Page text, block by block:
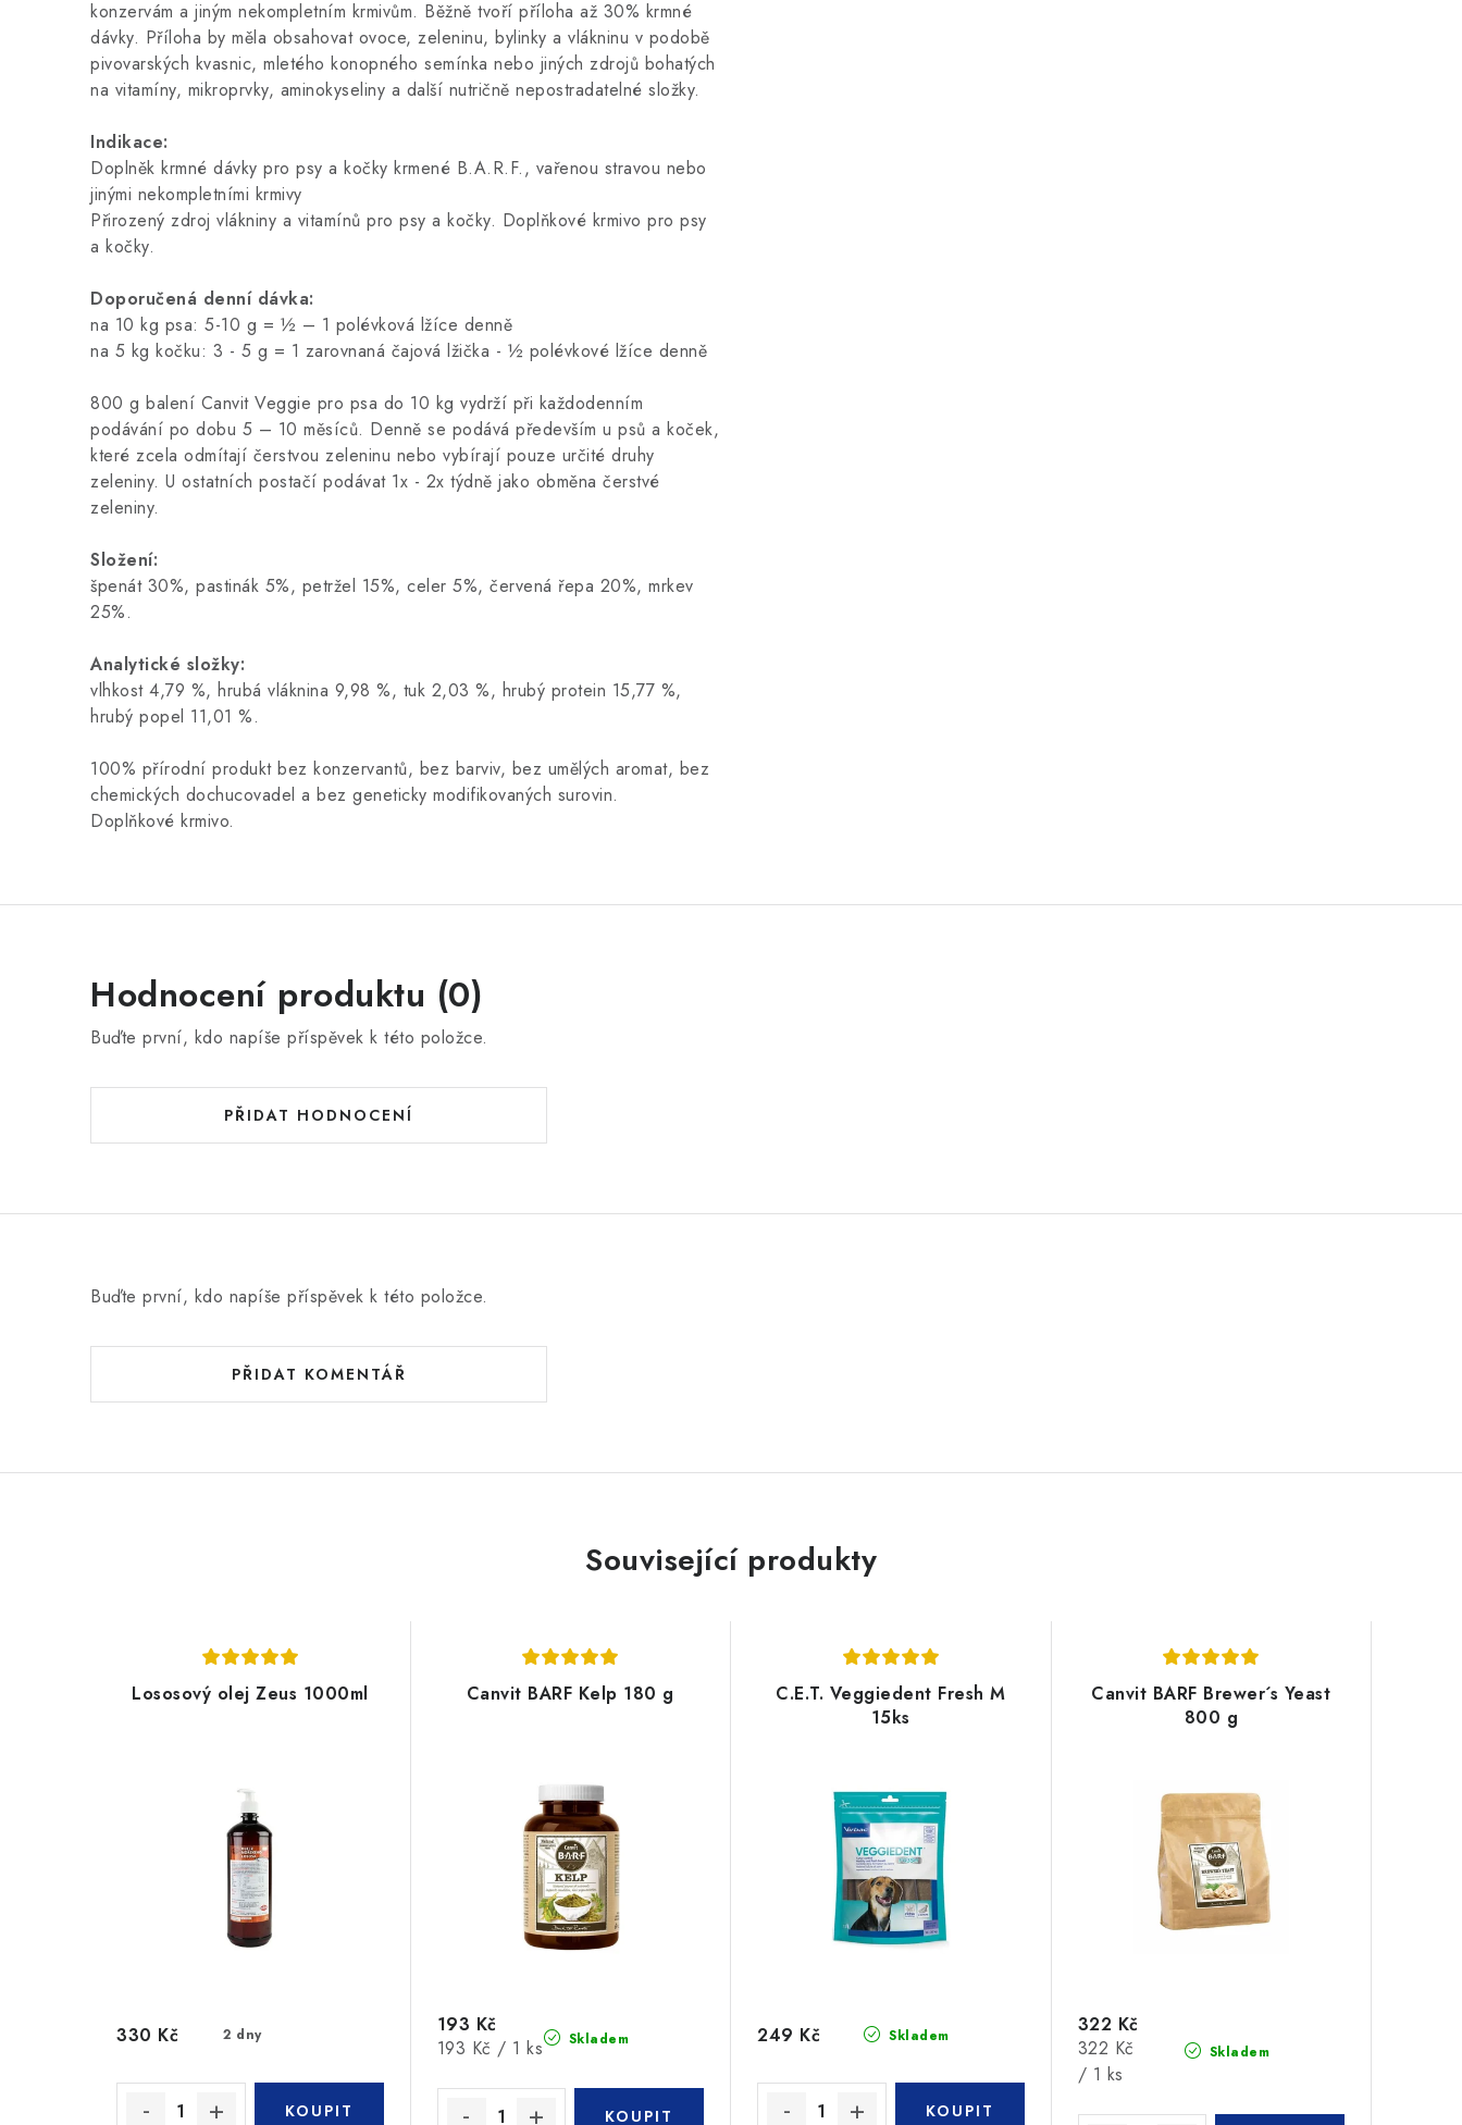
konzervám a jiným nekompletním krmivům. Běžně tvoří příloha až 30% krmné
dávky. Příloha by měla obsahovat ovoce, zeleninu, bylinky a vlákninu v podobě
pivovarských kvasnic, mletého konopného semínka nebo jiných zdrojů bohatých
na vitamíny, mikroprvky, aminokyseliny a další nutričně nepostradatelné složky.
Indikace:
Doplněk krmné dávky pro psy a kočky krmené B.A.R.F., vařenou stravou nebo
jinými nekompletními krmivy
Přirozený zdroj vlákniny a vitamínů pro psy a kočky. Doplňkové krmivo pro psy
a kočky.
Doporučená denní dávka:
na 10 kg psa: 5-10 g = ½ – 1 polévková lžíce denně
na 5 kg kočku: 3 - 5 g = 1 zarovnaná čajová lžička - ½ polévkové lžíce denně
800 g balení Canvit Veggie pro psa do 10 kg vydrží při každodenním
podávání po dobu 5 – 10 měsíců. Denně se podává především u psů a koček,
které zcela odmítají čerstvou zeleninu nebo vybírají pouze určité druhy
zeleniny. U ostatních postačí podávat 1x - 2x týdně jako obměna čerstvé
zeleniny.
Složení:
špenát 30%, pastinák 5%, petržel 15%, celer 5%, červená řepa 20%, mrkev
25%.
Analytické složky:
vlhkost 4,79 %, hrubá vláknina 9,98 %, tuk 2,03 %, hrubý protein 15,77 %,
hrubý popel 11,01 %.
100% přírodní produkt bez konzervantů, bez barviv, bez umělých aromat, bez
chemických dochucovadel a bez geneticky modifikovaných surovin.
Doplňkové krmivo.
Hodnocení produktu (0)
Buďte první, kdo napíše příspěvek k této položce.
PŘIDAT HODNOCENÍ
Buďte první, kdo napíše příspěvek k této položce.
PŘIDAT KOMENTÁŘ
Související produkty
Lososový olej Zeus 1000ml
2 dny
330 Kč
Canvit BARF Kelp 180 g
Skladem
193 Kč
Měrná
193 Kč / 1 ks
C.E.T. Veggiedent Fresh M
15ks
Skladem
249 Kč
Canvit BARF Brewer´s Yeast
800 g
Skladem
322 Kč
Měrná
cena:
322 Kč
/ 1 ks